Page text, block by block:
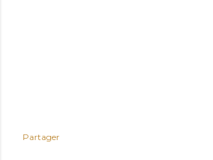
Partager